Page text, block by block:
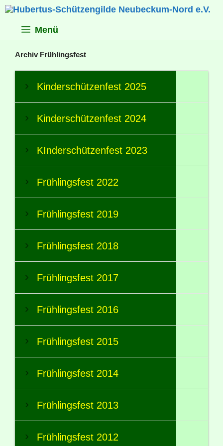
Zum
Inhalt
Menü
Archiv Frühlingsfest
Kinderschützenfest 2025
Kinderschützenfest 2024
KInderschützenfest 2023
Frühlingsfest 2022
Frühlingsfest 2019
Frühlingsfest 2018
Frühlingsfest 2017
Frühlingsfest 2016
Frühlingsfest 2015
Frühlingsfest 2014
Frühlingsfest 2013
Frühlingsfest 2012